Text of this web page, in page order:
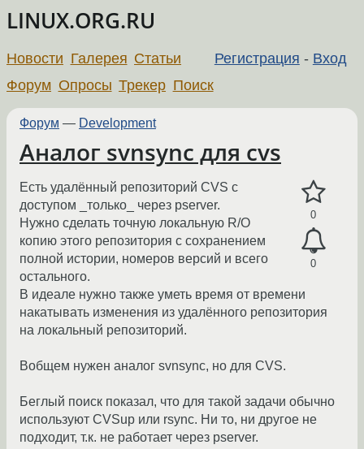
LINUX.ORG.RU
Регистрация - Вход
Новости Галерея Статьи
Форум Опросы Трекер Поиск
Форум — Development
Аналог svnsync для cvs
0
0
Есть удалённый репозиторий CVS с
доступом _только_ через pserver.
Нужно сделать точную локальную R/O
копию этого репозитория с сохранением
полной истории, номеров версий и всего
остального.
В идеале нужно также уметь время от времени
накатывать изменения из удалённого репозитория
на локальный репозиторий.
Вобщем нужен аналог svnsync, но для CVS.
Беглый поиск показал, что для такой задачи обычно
используют CVSup или rsync. Ни то, ни другое не
подходит, т.к. не работает через pserver.